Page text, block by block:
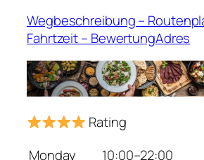
Wegbeschreibung –
Fahrtzeit – BewertungAdres
Rating
Monday
10:00–22:00